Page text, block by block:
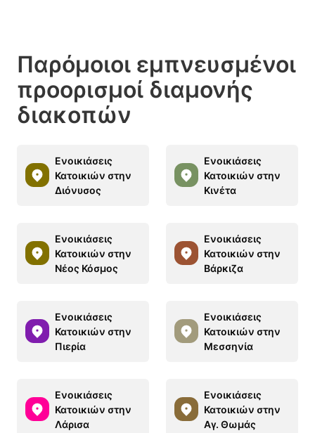
Παρόμοιοι εμπνευσμένοι
προορισμοί διαμονής
διακοπών
Ενοικιάσεις
Κατοικιών στην
Διόνυσος
Ενοικιάσεις
Κατοικιών στην
Κινέτα
Ενοικιάσεις
Κατοικιών στην
Νέος Κόσμος
Ενοικιάσεις
Κατοικιών στην
Βάρκιζα
Ενοικιάσεις
Κατοικιών στην
Πιερία
Ενοικιάσεις
Κατοικιών στην
Μεσσηνία
Ενοικιάσεις
Κατοικιών στην
Λάρισα
Ενοικιάσεις
Κατοικιών στην
Αγ. Θωμάς